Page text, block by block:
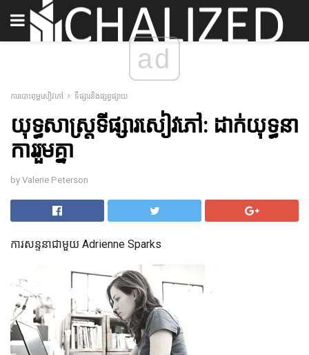
ad
ការបោះពុម្ពសៀវភៅ ទីផ្សារនិងផ្សព្វផ្សាយ
យុទ្ធសាស្រ្តទីផ្សារសៀវភៅ: ដាក់យុទ្ធនា
ការរួមគ្នា
by Valerie Peterson
ការសន្ទនាជាមួយ Adrienne Sparks